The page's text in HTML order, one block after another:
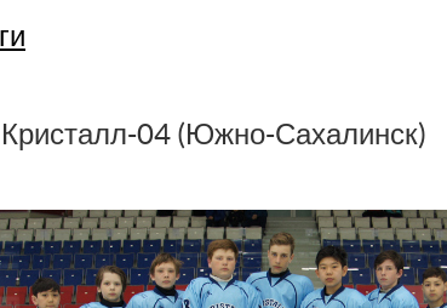
Кристалл-04 (Южно-Сахалинск)